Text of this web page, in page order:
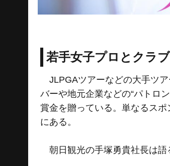
若手女子プロとクラ
JLPGAツアーなどの大手ツア
バーや地元企業などの“パトロ
賞金を贈っている。単なるス
にある。
朝日観光の手塚勇貴社長は語